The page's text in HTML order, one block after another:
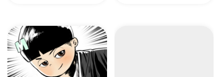
입시 관련해서 추가적인 질문 있으시면 제 프로필 참고해
주세요!
회원가입 혹은 광고 [X]를 누르면 내용이 보입니다